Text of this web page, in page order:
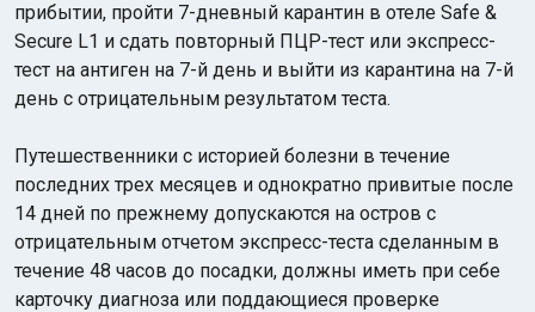
прибытии, пройти 7-дневный карантин в отеле Safe &
Secure L1 и сдать повторный ПЦР-тест или экспресс-
тест на антиген на 7-й день и выйти из карантина на 7-й
день с отрицательным результатом теста.
Путешественники с историей болезни в течение
последних трех месяцев и однократно привитые после
14 дней по прежнему допускаются на остров с
отрицательным отчетом экспресс-теста сделанным в
течение 48 часов до посадки, должны иметь при себе
карточку диагноза или поддающиеся проверке